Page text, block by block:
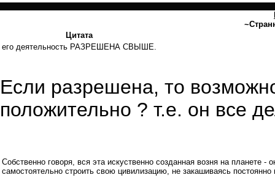
Цитата
его деятельность РАЗРЕШЕНА СВЫШЕ.
Если разрешена, то
положительно ? т.е. он все
Собственно говоря, вся эта искуственно созданная возня на планете
самостоятельно строить свою цивилизацию, не закашиваясь постоянно